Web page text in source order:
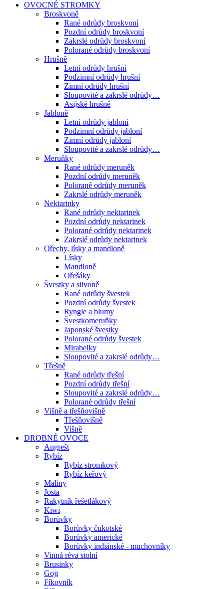
OVOCNÉ STROMKY
Broskvoně
Rané odrůdy broskvoní
Pozdní odrůdy broskvoní
Zakrslé odrůdy broskvoní
Polorané odrůdy broskvoní
Hrušně
Letní odrůdy hrušní
Podzimní odrůdy hrušní
Zimní odrůdy hrušní
Sloupovité a zakrslé odrůdy…
Asijské hrušně
Jabloně
Letní odrůdy jabloní
Podzimní odrůdy jabloní
Zimní odrůdy jabloní
Sloupovité a zakrslé odrůdy…
Meruňky
Rané odrůdy meruněk
Pozdní odrůdy meruněk
Polorané odrůdy meruněk
Zakrslé odrůdy meruněk
Nektarinky
Rané odrůdy nektarinek
Pozdní odrůdy nektarinek
Polorané odrůdy nektarinek
Zakrslé odrůdy nektarinek
Ořechy, lísky a mandloně
Lísky
Mandloně
Ořešáky
Švestky a slivoně
Rané odrůdy švestek
Pozdní odrůdy švestek
Ryngle a blumy
Švestkomeruňky
Japonské švestky
Polorané odrůdy švestek
Mirabelky
Sloupovité a zakrslé odrůdy…
Třešně
Rané odrůdy třešní
Pozdní odrůdy třešní
Sloupovité a zakrslé odrůdy…
Polorané odrůdy třešní
Višně a třešňovišně
Třešňovišně
Višně
DROBNÉ OVOCE
Angrešt
Rybíz
Rybíz stromkový
Rybíz keřový
Maliny
Josta
Rakytník řešetlákový
Kiwi
Borůvky
Borůvky čukotské
Borůvky americké
Borůvky indiánské - muchovníky
Vinná réva stolní
Brusinky
Goji
Fíkovník